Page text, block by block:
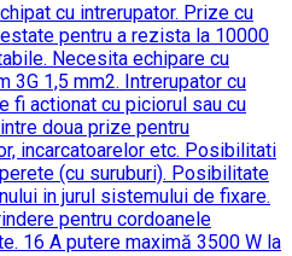
cu intrerupator. Prize cu
pentru a rezista la 10000
Necesita echipare cu
3G 1,5 mm2. Intrerupator cu
fi actionat cu piciorul sau cu
doua prize pentru
incarcatoarelor etc. Posibilitati
(cu suruburi). Posibilitate
in jurul sistemului de fixare.
pentru cordoanele
16 A putere maximă 3500 W la